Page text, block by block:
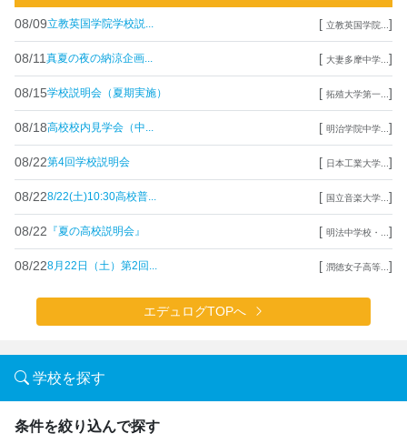
08/09立教英国学院学校説... [ 立教英国学院... ]
08/11 真夏の夜の納涼企画... [ 大妻多摩中学... ]
08/15学校説明会（夏期実施） [ 拓殖大学第一... ]
08/18高校校内見学会（中... [ 明治学院中学... ]
08/22第4回学校説明会 [ 日本工業大学... ]
08/228/22(土)10:30高校普... [ 国立音楽大学... ]
08/22 『夏の高校説明会』 [ 明法中学校・... ]
08/228月22日（土）第2回... [ 潤徳女子高等... ]
エデュログTOPへ
学校を探す
条件を絞り込んで探す